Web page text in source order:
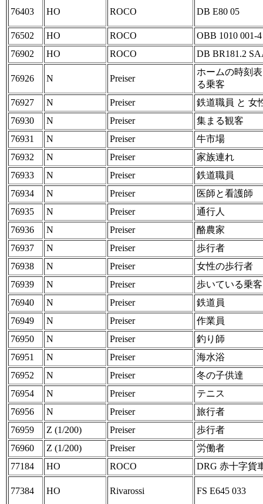
76403 HO ROCO DB E80 05
76502 HO ROCO
OBB 1010 001-4
76902
HO ROCO DB BR181.2
76926 N Preiser
ホームの時刻
る乗客
76927
N Preiser
鉄道職員 と 女
76930
N Preiser
集まる観客
76931
N Preiser
牛市場
76932
N Preiser
家族連れ
76933
N Preiser
鉄道職員
76934
N Preiser
医師と看護師
76935
N Preiser
通行人
76936
N Preiser
酪農家
76937
N Preiser
歩行者
76938
N Preiser
女性の歩行者
76939
N Preiser
歩いている乗客
76940
N Preiser
鉄道員
76949
N Preiser
作業員
76950
N Preiser
釣り師
76951
N Preiser
海水浴
76952
N Preiser
冬の子供達
76954
N Preiser
テニス
76956
N Preiser
旅行者
76959
Z (1/200) Preiser
歩行者
76960
Z (1/200) Preiser
労働者
77184
HO ROCO DRG 赤十字貨
77384 HO Rivarossi FS E645 033